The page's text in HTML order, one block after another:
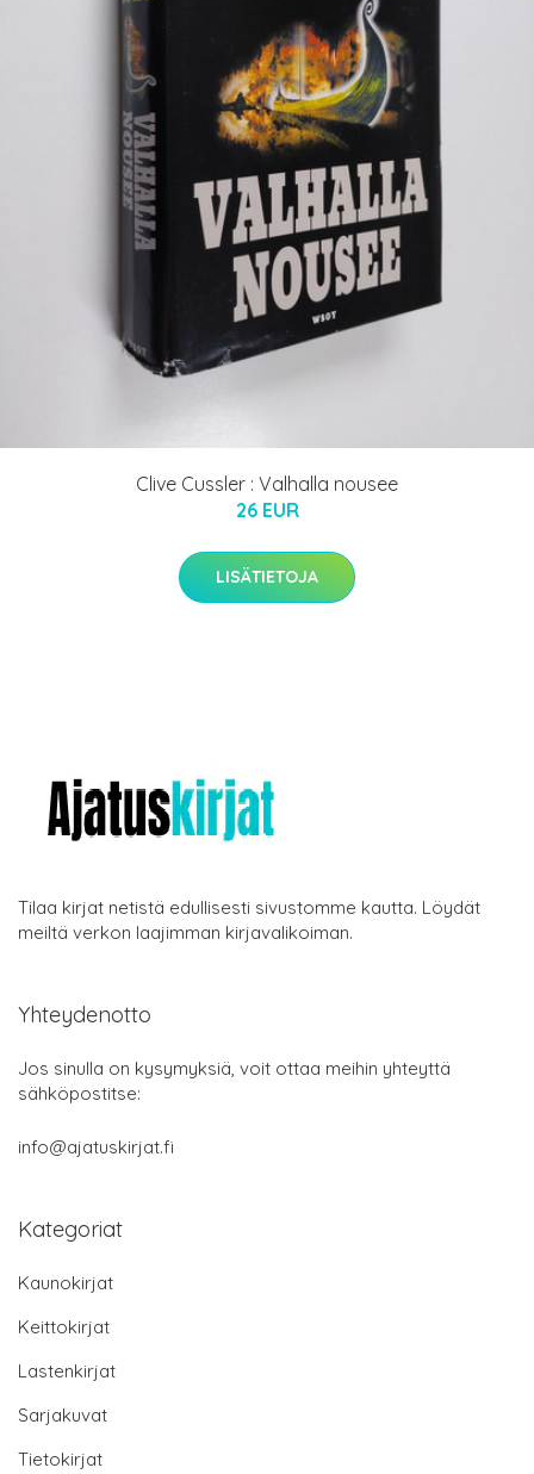
Clive Cussler : Valhalla nousee
26 EUR
LISÄTIETOJA
Tilaa kirjat netistä edullisesti sivustomme kautta. Löydät
meiltä verkon laajimman kirjavalikoiman.
Yhteydenotto
Jos sinulla on kysymyksiä, voit ottaa meihin yhteyttä
sähköpostitse:
info@ajatuskirjat.fi
Kategoriat
Kaunokirjat
Keittokirjat
Lastenkirjat
Sarjakuvat
Tietokirjat